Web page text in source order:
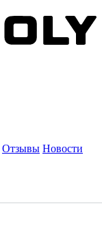
Отзывы Новости